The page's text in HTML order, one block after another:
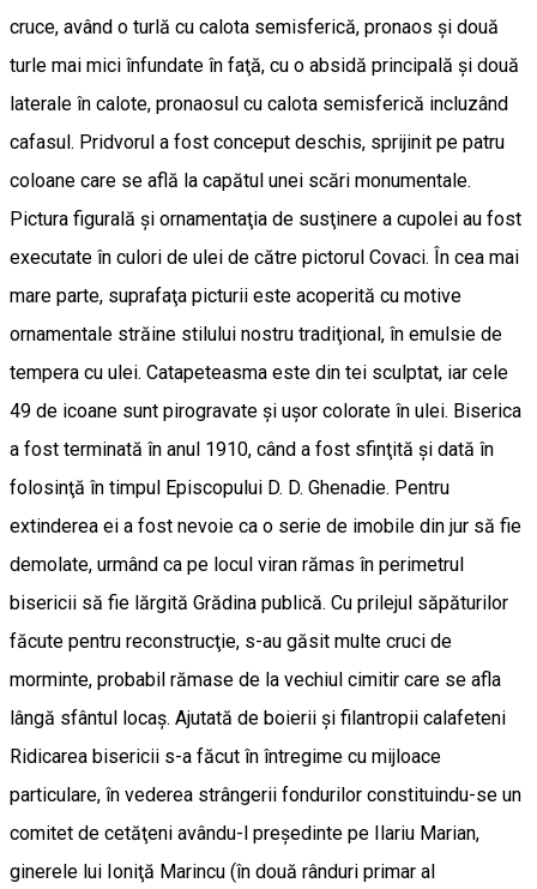
cruce, având o turlă cu calota semisferică, pronaos şi două
turle mai mici înfundate în faţă, cu o absidă principală şi două
laterale în calote, pronaosul cu calota semisferică incluzând
cafasul. Pridvorul a fost conceput deschis, sprijinit pe patru
coloane care se află la capătul unei scări monumentale.
Pictura figurală şi ornamentaţia de susţinere a cupolei au fost
executate în culori de ulei de către pictorul Covaci. În cea mai
mare parte, suprafaţa picturii este acoperită cu motive
ornamentale străine stilului nostru tradiţional, în emulsie de
tempera cu ulei. Catapeteasma este din tei sculptat, iar cele
49 de icoane sunt pirogravate şi uşor colorate în ulei. Biserica
a fost terminată în anul 1910, când a fost sfinţită şi dată în
folosinţă în timpul Episcopului D. D. Ghenadie. Pentru
extinderea ei a fost nevoie ca o serie de imobile din jur să fie
demolate, urmând ca pe locul viran rămas în perimetrul
bisericii să fie lărgită Grădina publică. Cu prilejul săpăturilor
făcute pentru reconstrucţie, s-au găsit multe cruci de
morminte, probabil rămase de la vechiul cimitir care se afla
lângă sfântul locaş. Ajutată de boierii şi filantropii calafeteni
Ridicarea bisericii s-a făcut în întregime cu mijloace
particulare, în vederea strângerii fondurilor constituindu-se un
comitet de cetăţeni avându-l preşedinte pe Ilariu Marian,
ginerele lui Ioniţă Marincu (în două rânduri primar al